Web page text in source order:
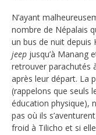
N’ayant
nombre de Népalais
un bus de nuit depuis
jeep jusqu’à Manang
retrouver parachutés
après leur départ. La
(rappelons que seuls
éducation physique),
pas où ils
froid à Tilicho et si